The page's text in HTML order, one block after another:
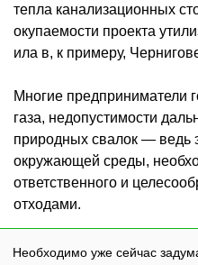
тепла канализационных
окупаемости проекта
ила в, к примеру,
Многие предприниматели
газа, недопустимости
природных свалок — ведь
окружающей среды,
ответственного и
отходами.
Необходимо уже сейчас